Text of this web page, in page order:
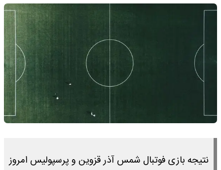
نتیجه بازی فوتبال شمس آذر قزوین و پرسپولیس امروز